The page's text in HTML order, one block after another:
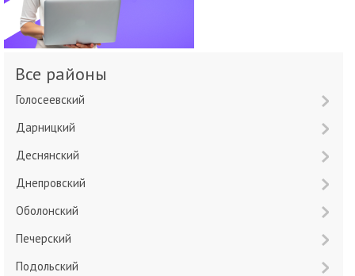
Все районы
Голосеевский
Дарницкий
Деснянский
Днепровский
Оболонский
Печерский
Подольский